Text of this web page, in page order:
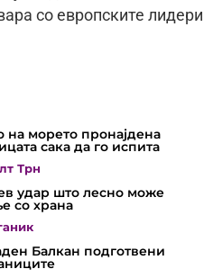
со европските лидери
на морето пронајдена
сака да го испита
Трн
удар што лесно може
со храна
Балкан подготвени